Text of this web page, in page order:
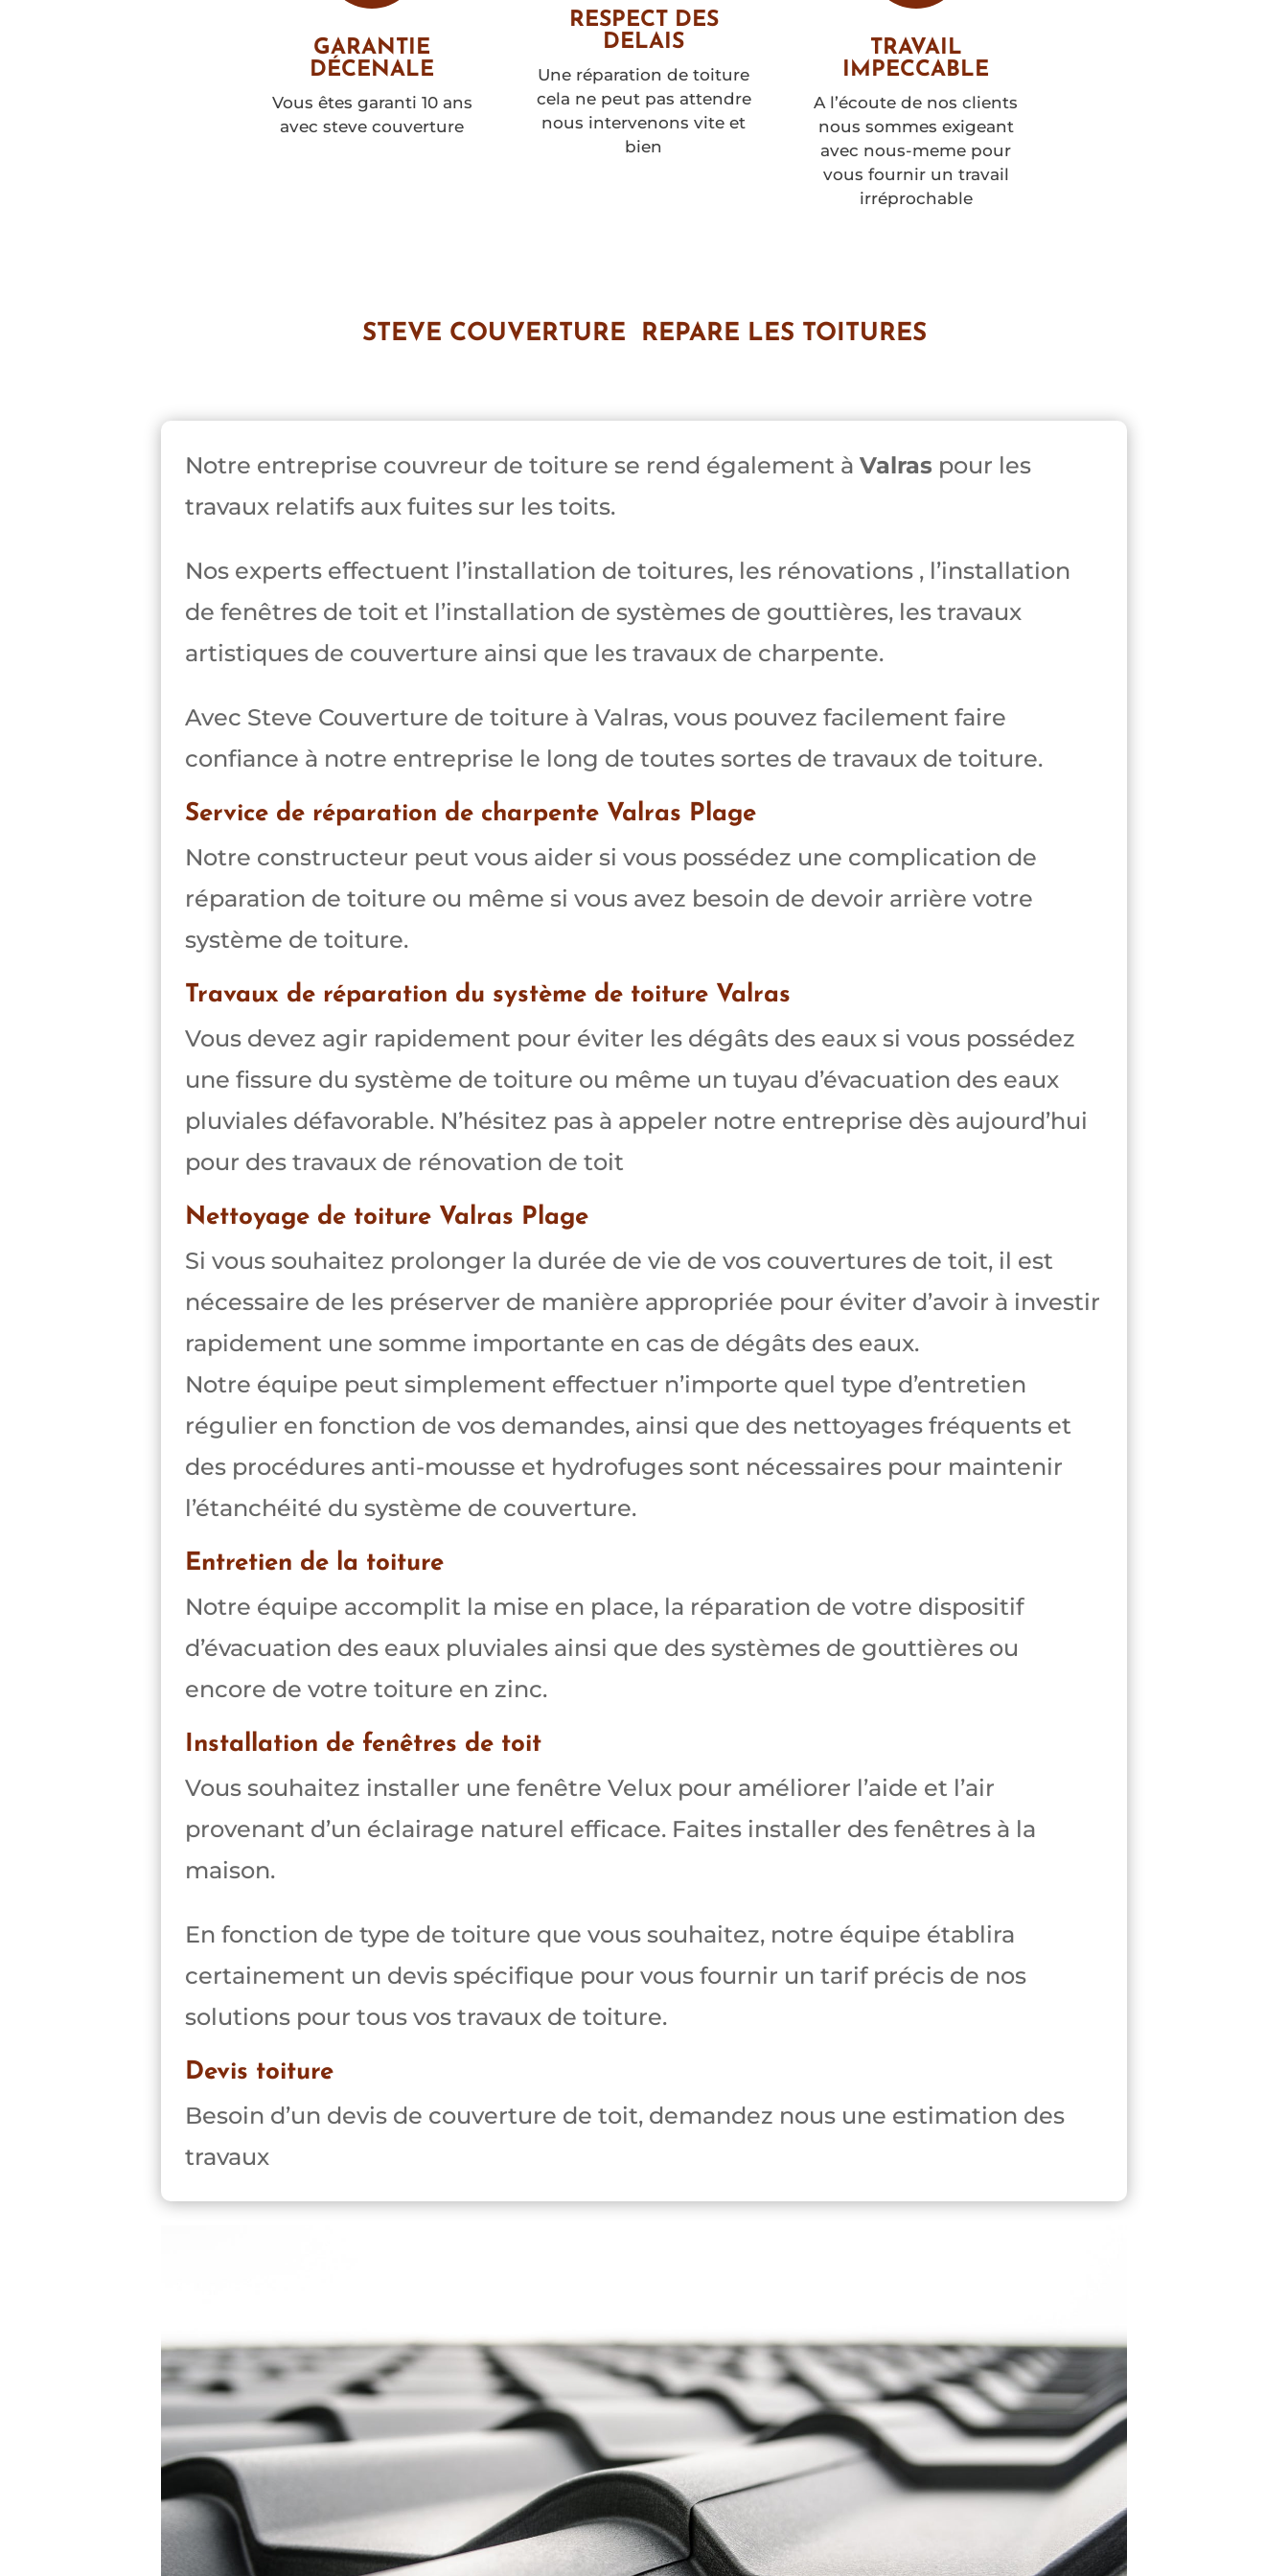
GARANTIE
DÉCENALE
Vous êtes garanti 10 ans
avec steve couverture
RESPECT DES
DELAIS
Une réparation de toiture
cela ne peut pas attendre
nous intervenons vite et
bien
TRAVAIL
IMPECCABLE
A l’écoute de nos clients
nous sommes exigeant
avec nous-meme pour
vous fournir un travail
irréprochable
STEVE COUVERTURE REPARE LES TOITURES
Notre entreprise couvreur de toiture se rend également à Valras pour les
travaux relatifs aux fuites sur les toits.
Nos experts effectuent l’installation de toitures, les rénovations , l’installation
de fenêtres de toit et l’installation de systèmes de gouttières, les travaux
artistiques de couverture ainsi que les travaux de charpente.
Avec Steve Couverture de toiture à Valras, vous pouvez facilement faire
confiance à notre entreprise le long de toutes sortes de travaux de toiture.
Service de réparation de charpente Valras Plage
Notre constructeur peut vous aider si vous possédez une complication de
réparation de toiture ou même si vous avez besoin de devoir arrière votre
système de toiture.
Travaux de réparation du système de toiture Valras
Vous devez agir rapidement pour éviter les dégâts des eaux si vous possédez
une fissure du système de toiture ou même un tuyau d’évacuation des eaux
pluviales défavorable. N’hésitez pas à appeler notre entreprise dès aujourd’hui
pour des travaux de rénovation de toit
Nettoyage de toiture Valras Plage
Si vous souhaitez prolonger la durée de vie de vos couvertures de toit, il est
nécessaire de les préserver de manière appropriée pour éviter d’avoir à investir
rapidement une somme importante en cas de dégâts des eaux.
Notre équipe peut simplement effectuer n’importe quel type d’entretien
régulier en fonction de vos demandes, ainsi que des nettoyages fréquents et
des procédures anti-mousse et hydrofuges sont nécessaires pour maintenir
l’étanchéité du système de couverture.
Entretien de la toiture
Notre équipe accomplit la mise en place, la réparation de votre dispositif
d’évacuation des eaux pluviales ainsi que des systèmes de gouttières ou
encore de votre toiture en zinc.
Installation de fenêtres de toit
Vous souhaitez installer une fenêtre Velux pour améliorer l’aide et l’air
provenant d’un éclairage naturel efficace. Faites installer des fenêtres à la
maison.
En fonction de type de toiture que vous souhaitez, notre équipe établira
certainement un devis spécifique pour vous fournir un tarif précis de nos
solutions pour tous vos travaux de toiture.
Devis toiture
Besoin d’un devis de couverture de toit, demandez nous une estimation des
travaux